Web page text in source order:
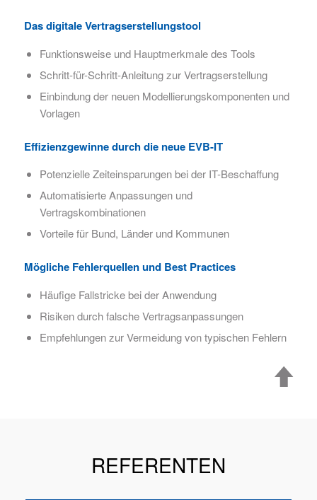
Das digitale Vertragserstellungstool
Funktionsweise und Hauptmerkmale des Tools
Schritt-für-Schritt-Anleitung zur Vertragserstellung
Einbindung der neuen Modellierungskomponenten und
Vorlagen
Effizienzgewinne durch die neue EVB-IT
Potenzielle Zeiteinsparungen bei der IT-Beschaffung
Automatisierte Anpassungen und
Vertragskombinationen
Vorteile für Bund, Länder und Kommunen
Mögliche Fehlerquellen und Best Practices
Häufige Fallstricke bei der Anwendung
Risiken durch falsche Vertragsanpassungen
Empfehlungen zur Vermeidung von typischen Fehlern
REFERENTEN